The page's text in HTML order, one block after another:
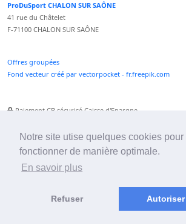
Notre site utise quelques cookies pour
fonctionner de manière optimale.
En savoir plus
Refuser Autoriser
ProDuSport CHALON SUR SAÔNE
41 rue du Châtelet
F-71100 CHALON SUR SAÔNE
Offres groupées
Fond vecteur créé par vectorpocket - fr.freepik.com
Paiement CB sécurisé Caisse d'Epargne
Paiement Paypal accepté